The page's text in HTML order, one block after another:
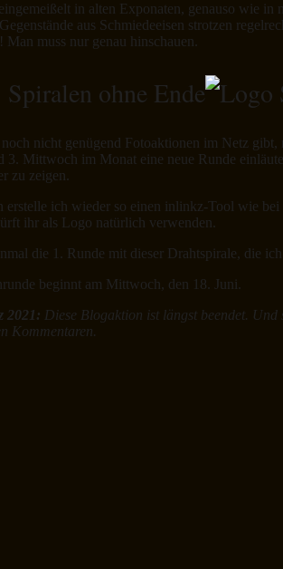
in alten Exponaten, genauso wie
aus Schmiedeeisen strotzen
muss nur genau hinschauen.
ohne Ende
nicht genügend Fotoaktionen im Netz
3. Mittwoch im Monat eine neue Runde
zu zeigen.
erstelle ich wieder so einen inlinkz-Tool wie
ihr als Logo natürlich verwenden.
die 1. Runde mit dieser Drahtspirale, die
beginnt am Mittwoch, den 18. Juni.
2021: Diese Blogaktion ist längst beendet.
Kommentaren.